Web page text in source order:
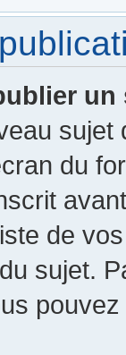
du
de
sujet.